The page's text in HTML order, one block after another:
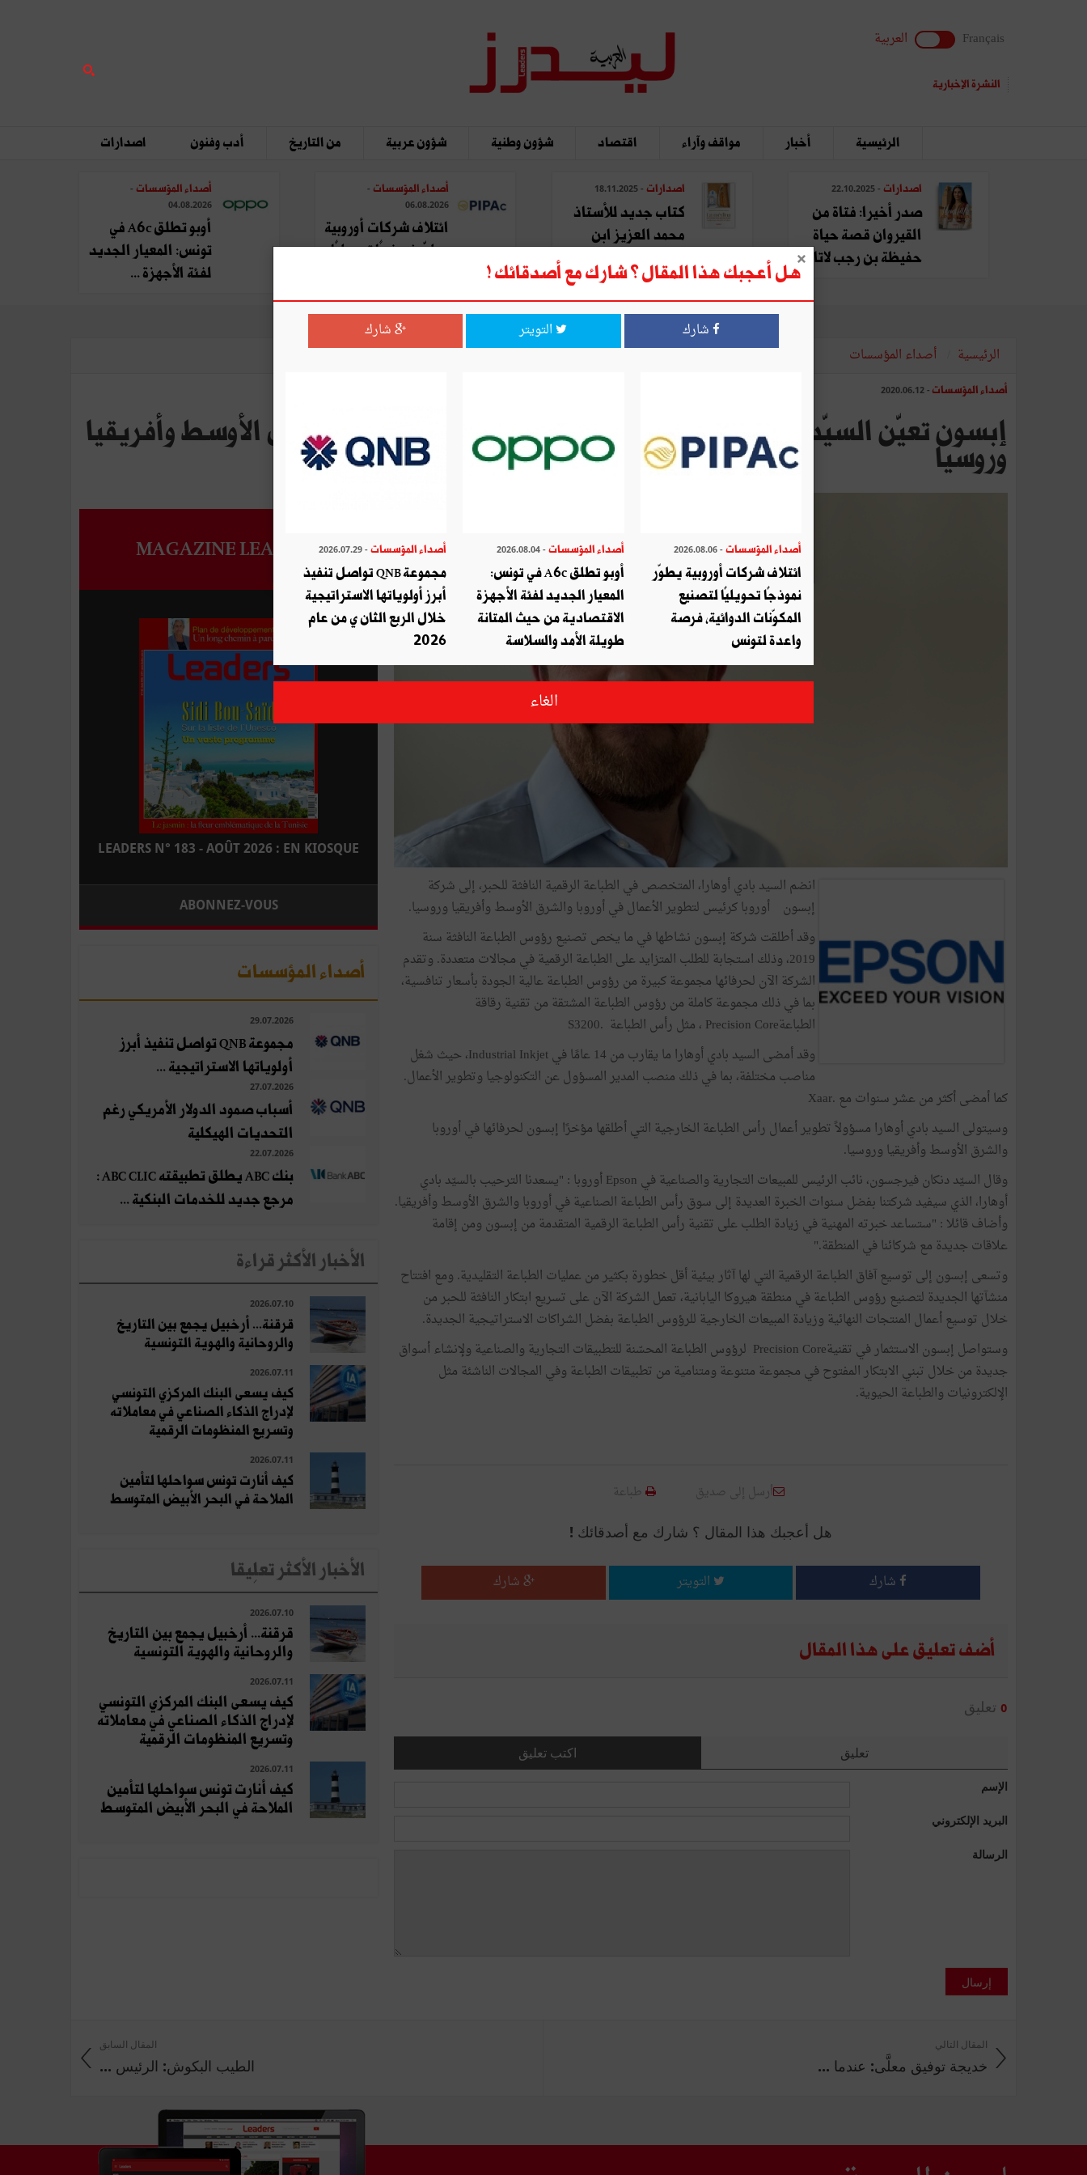
Français العربية
النشرة الإخبارية
الرئيسية أخبار مواقف وآراء اقتصاد شؤون وطنية شؤون عربية من التاريخ أدب وفنون اصدارات
اصدارات - 22.10.2025
صدر أخيرا: فتاة من
القيروان قصة حياة
حفيظة بن رجب لاتا
اصدارات - 18.11.2025
كتاب جديد للأستاذ
محمد العزيز ابن
أصداء المؤسسات -
06.08.2026
ائتلاف شركات أوروبية
يطوّر نموذجًا تحويليًا
أصداء المؤسسات -
04.08.2026
أوبو تطلق A6c في
تونس: المعيار الجديد
لفئة الأجهزة ...
الرئيسية أصداء المؤسسات
أصداء المؤسسات - 2020.06.12
إبسون تعيّن السيّد بادي أوهارا رئيسا لتطوير الأعمال في أوروبا والشرق الأوسط وأفريقيا
وروسيا
انضم السيد بادي أوهارا، المتخصص في الطباعة الرقمية النافثة للحبر، إلى شركة
إبسون أوروبا كرئيس لتطوير الأعمال في أوروبا والشرق الأوسط وأفريقيا وروسيا.
وقد أطلقت شركة إبسون نشاطها في ما يخص تصنيع رؤوس الطباعة النافثة سنة
2019، وذلك استجابة للطلب المتزايد على الطباعة الرقمية في مجالات متعددة. وتقدم
الشركة الآن لحرفائها مجموعة كبيرة من رؤوس الطباعة عالية الجودة بأسعار تنافسية،
بما في ذلك مجموعة كاملة من رؤوس الطباعة المشتقة من تقنية رقاقة
الطباعةPrecision Core ، مثل رأس الطباعة .S3200
وقد أمضى السيد بادي أوهارا ما يقارب من 14 عامًا في Industrial Inkjet، حيث شغل
مناصب مختلفة، بما في ذلك منصب المدير المسؤول عن التكنولوجيا وتطوير الأعمال.
كما أمضى أكثر من عشر سنوات مع .Xaar
وسيتولى السيد بادي أوهارا مسؤولاً تطوير أعمال رأس الطباعة الخارجية التي أطلقها مؤخرًا إبسون لحرفائها في أوروبا
والشرق الأوسط وأفريقيا وروسيا.
وقال السيّد دنكان فيرجسون، نائب الرئيس للمبيعات التجارية والصناعية في Epson أوروبا : "يسعدنا الترحيب بالسيّد بادي
أوهارا، الذي سيفيد شركتنا بفضل سنوات الخبرة العديدة إلى سوق رأس الطباعة الصناعية في أوروبا والشرق الأوسط وأفريقيا.
وأضاف قائلا : "ستساعد خبرته المهنية في زيادة الطلب على تقنية رأس الطباعة الرقمية المتقدمة من إبسون ومن إقامة
علاقات جديدة مع شركائنا في المنطقة."
وتسعى إبسون إلى توسيع آفاق الطباعة الرقمية التي لها آثار بيئية أقل خطورة بكثير من عمليات الطباعة التقليدية. ومع افتتاح
منشآتها الجديدة لتصنيع رؤوس الطباعة في منطقة هيروكا اليابانية، تعمل الشركة الآن على تسريع ابتكار النافثة للحبر من
خلال توسيع أعمال المنتجات النهائية وزيادة المبيعات الخارجية للرؤوس الطباعة بفضل الشراكات الاستراتيجية الجديدة.
وستواصل إبسون الاستثمار في تقنيةPrecision Core لرؤوس الطباعة المحسّنة للتطبيقات التجارية والصناعية ولإنشاء أسواق
جديدة من خلال تبني الابتكار المفتوح في مجموعة متنوعة ومتنامية من تطبيقات الطباعة وفي المجالات الناشئة مثل
الإلكترونيات والطباعة الحيوية.
أرسل إلى صديق طباعة
هل أعجبك هذا المقال ؟ شارك مع أصدقائك !
شارك التويتر شارك
أضف تعليق على هذا المقال
0 تعليق
اكتب تعليق تعليق
الإسم
البريد الإلكتروني
الرسالة
إرسال
MAGAZINE LEADERS
LEADERS N° 183 - AOÛT 2026 : EN KIOSQUE
ABONNEZ-VOUS
أصداء المؤسسات
29.07.2026
مجموعة QNB تواصل تنفيذ أبرز
أولوياتها الاستراتيجية ...
27.07.2026
أسباب صمود الدولار الأمريكي رغم
التحديات الهيكلية
22.07.2026
بنك ABC يطلق تطبيقته ABC CLIC :
مرجع جديد للخدمات البنكية ...
الأخبار الأكثر قراءة
2026.07.10
قرقنة... أرخبيل يجمع بين التاريخ
والروحانية والهوية التونسية
2026.07.11
كيف يسعى البنك المركزي التونسي
لإدراج الذكاء الصناعي في معاملاته
وتسريع المنظومات الرقمية
2026.07.11
كيف أنارت تونس سواحلها لتأمين
الملاحة في البحر الأبيض المتوسط
الأخبار الأكثر تعلِيقا
2026.07.10
قرقنة... أرخبيل يجمع بين التاريخ
والروحانية والهوية التونسية
2026.07.11
كيف يسعى البنك المركزي التونسي
لإدراج الذكاء الصناعي في معاملاته
وتسريع المنظومات الرقمية
2026.07.11
كيف أنارت تونس سواحلها لتأمين
الملاحة في البحر الأبيض المتوسط
المقال السابق
الطيب البكوش: الرئيس ...
المقال التالي
خديجة توفيق معلَّى: عندما ...
هل أعجبك هذا المقال ؟ شارك مع أصدقائك !
شارك التويتر شارك
أصداء المؤسسات - 2026.08.06
ائتلاف شركات أوروبية يطوّر
نموذجًا تحويليًا لتصنيع
المكوّنات الدوائية، فرصة
واعدة لتونس
أصداء المؤسسات - 2026.08.04
أوبو تطلق A6c في تونس:
المعيار الجديد لفئة الأجهزة
الاقتصادية من حيث المتانة
طويلة الأمد والسلاسة
أصداء المؤسسات- 2026.07.29
مجموعة QNB تواصل تنفيذ
أبرز أولوياتها الاستراتيجية
خلال الربع الثان ي من عام
2026
الغاء